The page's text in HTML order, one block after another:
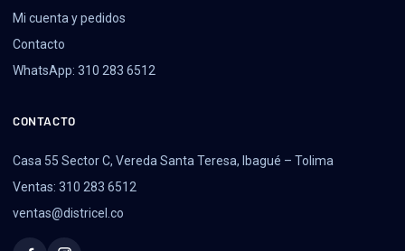
Mi cuenta y pedidos
Contacto
WhatsApp: 310 283 6512
CONTACTO
Casa 55 Sector C, Vereda Santa Teresa, Ibagué – Tolima
Ventas: 310 283 6512
ventas@districel.co